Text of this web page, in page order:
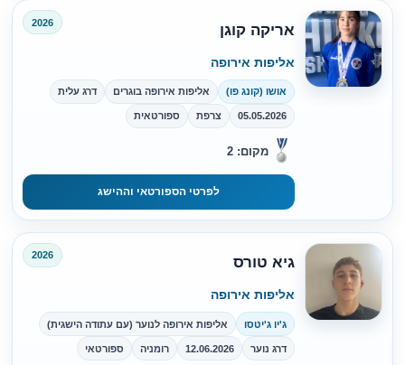
אריקה קוגן 2026
אליפות אירופה
אושו (קונג פו) אליפות אירופה בוגרים דרג עלית
05.05.2026 צרפת ספורטאית
מקום: 2
לפרטי הספורטאי וההישג
גיא טורס 2026
אליפות אירופה
ג'יו ג'יטסו אליפות אירופה לנוער (עם עתודה הישגית)
דרג נוער 12.06.2026 רומניה ספורטאי